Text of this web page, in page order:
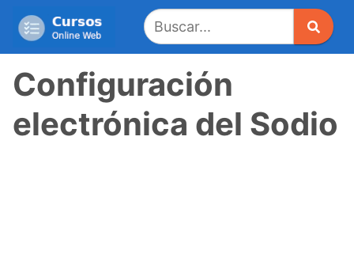
Configuración
electrónica del Sodio